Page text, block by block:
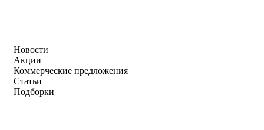
Новости
Акции
Коммерческие предложения
Статьи
Подборки